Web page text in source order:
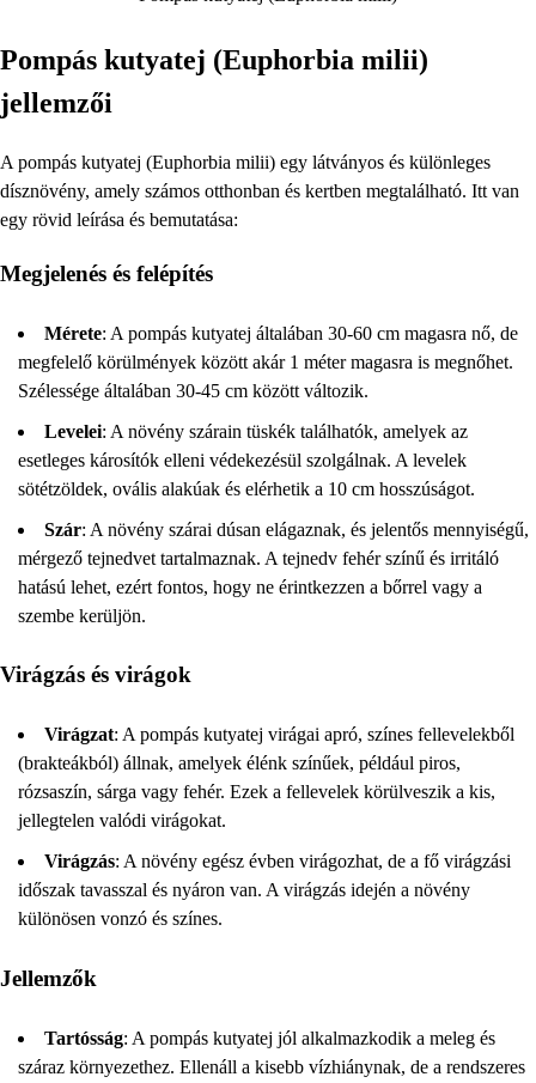
Pompás kutyatej (Euphorbia milii)
jellemzői
A pompás kutyatej (Euphorbia milii) egy látványos és különleges
dísznövény, amely számos otthonban és kertben megtalálható. Itt van
egy rövid leírása és bemutatása:
Megjelenés és felépítés
Mérete: A pompás kutyatej általában 30-60 cm magasra nő, de
megfelelő körülmények között akár 1 méter magasra is megnőhet.
Szélessége általában 30-45 cm között változik.
Levelei: A növény szárain tüskék találhatók, amelyek az
esetleges károsítók elleni védekezésül szolgálnak. A levelek
sötétzöldek, ovális alakúak és elérhetik a 10 cm hosszúságot.
Szár: A növény szárai dúsan elágaznak, és jelentős mennyiségű,
mérgező tejnedvet tartalmaznak. A tejnedv fehér színű és irritáló
hatású lehet, ezért fontos, hogy ne érintkezzen a bőrrel vagy a
szembe kerüljön.
Virágzás és virágok
Virágzat: A pompás kutyatej virágai apró, színes fellevelekből
(brakteákból) állnak, amelyek élénk színűek, például piros,
rózsaszín, sárga vagy fehér. Ezek a fellevelek körülveszik a kis,
jellegtelen valódi virágokat.
Virágzás: A növény egész évben virágozhat, de a fő virágzási
időszak tavasszal és nyáron van. A virágzás idején a növény
különösen vonzó és színes.
Jellemzők
Tartósság: A pompás kutyatej jól alkalmazkodik a meleg és
száraz környezethez. Ellenáll a kisebb vízhiánynak, de a rendszeres